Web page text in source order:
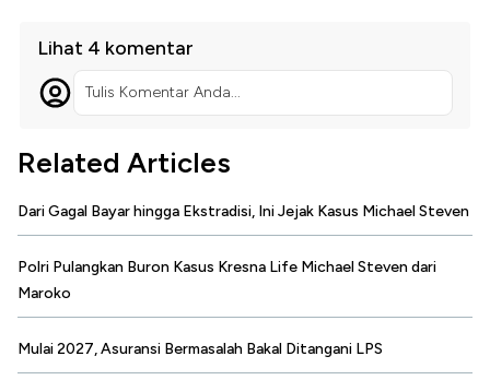
Lihat 4 komentar
Tulis Komentar Anda...
Related Articles
Dari Gagal Bayar hingga Ekstradisi, Ini Jejak Kasus Michael Steven
Polri Pulangkan Buron Kasus Kresna Life Michael Steven dari
Maroko
Mulai 2027, Asuransi Bermasalah Bakal Ditangani LPS